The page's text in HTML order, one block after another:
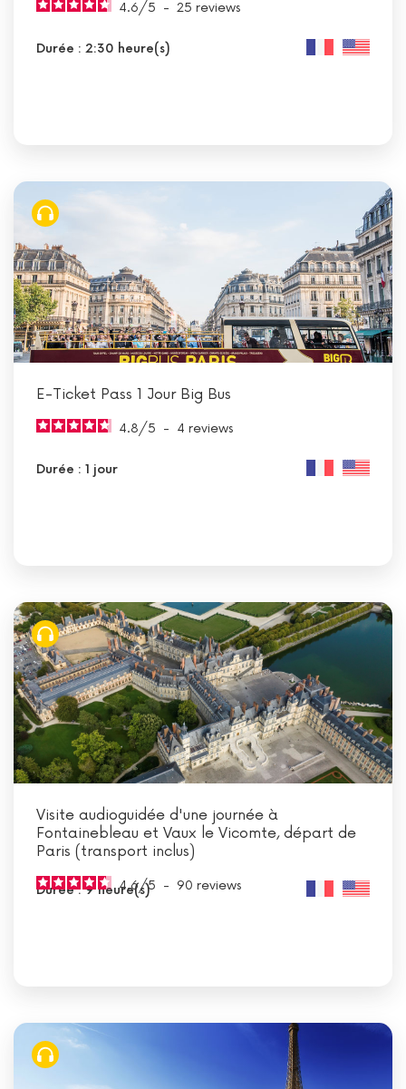
4.6/5 - 25 reviews
Durée : 2:30 heure(s)
E-Ticket Pass 1 Jour Big Bus
4.8/5 - 4 reviews
Durée : 1 jour
Visite audioguidée d'une journée à
Fontainebleau et Vaux le Vicomte, départ de
Paris (transport inclus)
4.6/5 - 90 reviews
Durée : 9 heure(s)